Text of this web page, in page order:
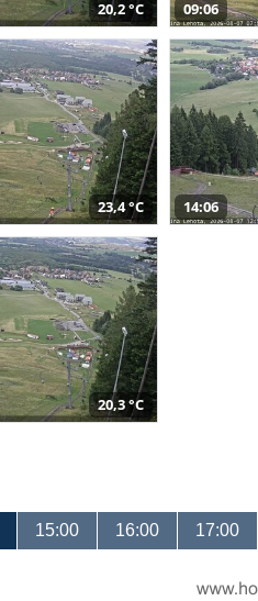
20,2 °C 09:06
23,4 °C 14:06
20,3 °C
15:00 16:00 17:00